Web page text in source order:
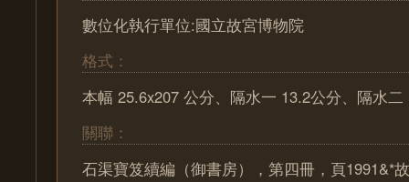
數位化執行單位:國立故宮博物院
格式：
本幅 25.6x207 公分、隔水一 13.2公分、隔水二
關聯：
石渠寶笈續編（御書房），第四冊，頁1991&*